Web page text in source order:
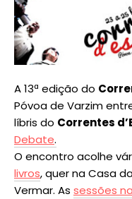
A 13ª edição do
Póvoa de Varzim
líbris do Correntes
Debate.
O encontro acolhe
livros, quer na Casa
Vermar. As sessões